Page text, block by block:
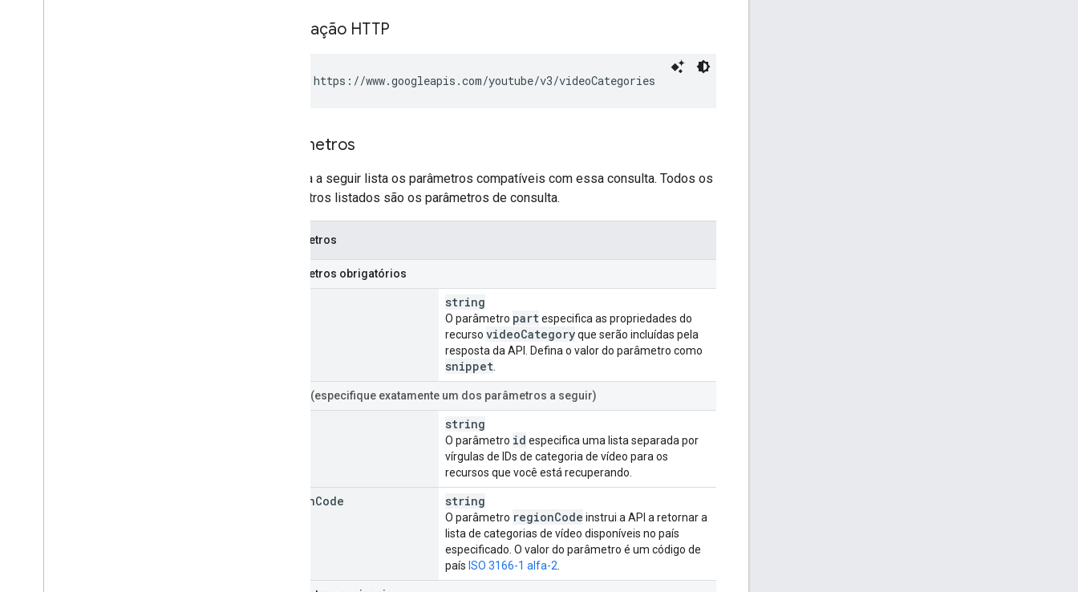
Solicitação HTTP
GET https://www.googleapis.com/youtube/v3/videoCategories
Parâmetros
A tabela a seguir lista os parâmetros compatíveis com essa consulta. Todos os
parâmetros listados são os parâmetros de consulta.
Parâmetros
Parâmetros obrigatórios
string
O parâmetro partespecifica as propriedades do
recurso videoCategoryque serão incluídas pela
resposta da API. Defina o valor do parâmetro como
snippet
(especifique exatamente um dos parâmetros a seguir)
string
O parâmetro id especifica uma lista separada por
vírgulas de IDs de categoria de vídeo para os
recursos que você está recuperando.
regionCode string
O parâmetro regionCode instrui a API a retornar a
lista de categorias de vídeo disponíveis no país
especificado. O valor do parâmetro é um código de
país ISO 3166-1 alfa-2